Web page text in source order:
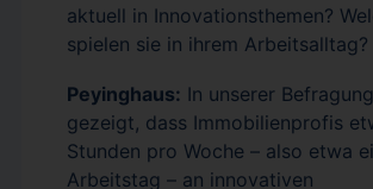
aktuell in Innovationsthemen?
spielen sie in ihrem Arbeitsalltag?
Peyinghaus: In unserer
gezeigt, dass Immobilienprofis
Stunden pro Woche – also etwa
Arbeitstag – an innovativen